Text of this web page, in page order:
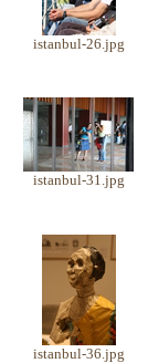
istanbul-26.jpg
istanbul-31.jpg
istanbul-36.jpg